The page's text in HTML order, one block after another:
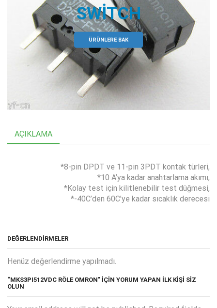
SWITCH
ÜRÜNLERE BAK
AÇIKLAMA
*8-pin DPDT ve 11-pin 3PDT kontak türleri,
*10 A’ya kadar anahtarlama akımı,
*Kolay test için kilitlenebilir test düğmesi,
*-40C’den 60C’ye kadar sıcaklık derecesi
DEĞERLENDIRMELER
Henüz değerlendirme yapılmadı.
“MKS3PI512VDC RÖLE OMRON” IÇIN YORUM YAPAN ILK KIŞI SIZ
OLUN